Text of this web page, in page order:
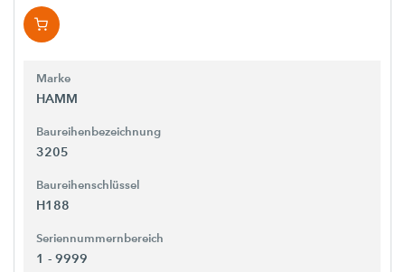
Marke
HAMM
Baureihenbezeichnung
3205
Baureihenschlüssel
H188
Seriennummernbereich
1 - 9999